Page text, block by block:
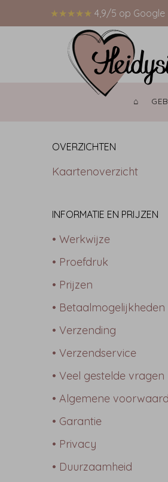
★★★★★ 4,9/5 op Google
⌂
OVERZICHTEN
Kaartenoverzicht
INFORMATIE EN PRIJZEN
• Werkwijze
• Proefdruk
• Prijzen
• Betaalmogelijkheden
• Verzending
• Verzendservice
• Veel gestelde vragen
• Algemene
• Garantie
• Privacy
• Duurzaamheid